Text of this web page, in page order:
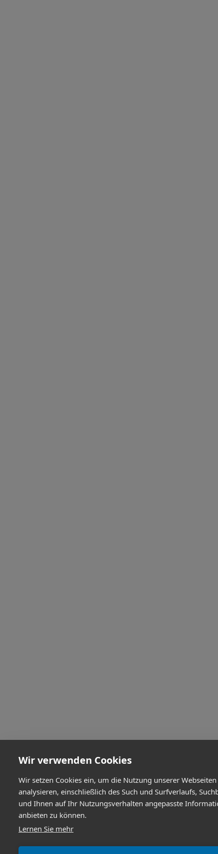
Wir verwenden Cookies
Wir setzen Cookies ein, um die Nutzung unserer
analysieren, einschließlich des Such und Surfverlaufs,
und Ihnen auf Ihr Nutzungsverhalten angepasste
anbieten zu können.
Lernen Sie mehr